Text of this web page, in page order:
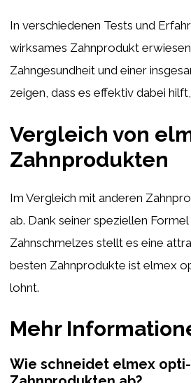
In verschiedenen Tests und
wirksames Zahnprodukt
Zahngesundheit und einer
zeigen, dass es effektiv dabei
Vergleich von
Zahnprodukten
Im Vergleich mit anderen
ab. Dank seiner speziellen
Zahnschmelzes stellt es eine
besten Zahnprodukte ist elmex
lohnt.
Mehr
Wie schneidet elmex